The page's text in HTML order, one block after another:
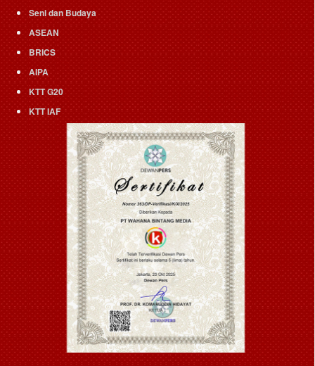
Seni dan Budaya
ASEAN
BRICS
AIPA
KTT G20
KTT IAF